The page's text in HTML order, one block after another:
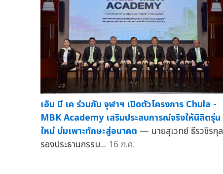
เอ็ม บี เค ร่วมกับ จุฬาฯ เปิดตัวโครงการ Chula -
MBK Academy เสริมประสบการณ์จริงให้นิสิตรุ่น
ใหม่ บ่มเพาะทักษะสู่อนาคต — นายสุเวทย์ ธีรวชิรกุล
รองประธานกรรม... 16 ก.ค.